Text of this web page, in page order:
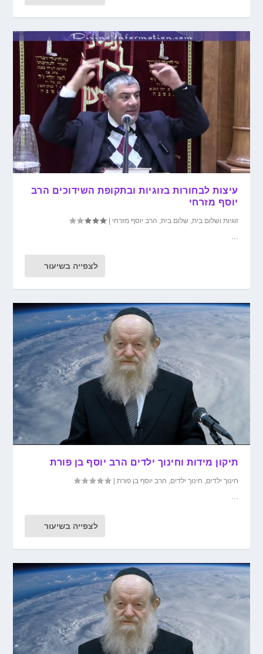
עיצות לבחורות בזוגיות ובתקופת השידוכים הרב
יוסף מזרחי
זוגיות ושלום בית,שלום בית, הרב יוסף מזרחי |
לצפייה בשיעור
תיקון מידות וחינוך ילדים הרב יוסף בן פורת
חינוך ילדים חינוך ילדים הרב יוסף בן פורת |
לצפייה בשיעור